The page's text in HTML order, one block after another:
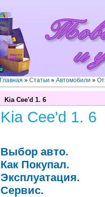
Главная » Статьи » Автомобили »
Kia Cee'd 1. 6
Kia Cee'd 1. 6
Выбор авто.
Как Покупал.
Эксплуатация.
Сервис.